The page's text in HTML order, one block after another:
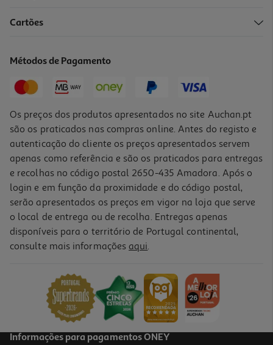
+0,10 € Depósito
Super Smoothie Innocent Antioxidante 300ml (sdr)
+0,10 € Depósito
Cartões
Métodos de Pagamento
Os preços dos produtos apresentados no site Auchan.pt
são os praticados nas compras online. Antes do registo e
autenticação do cliente os preços apresentados servem
apenas como referência e são os praticados para entregas
e recolhas no código postal 2650-435 Amadora. Após o
login e em função da proximidade e do código postal,
serão apresentados os preços em vigor na loja que serve
o local de entrega ou de recolha. Entregas apenas
disponíveis para o território de Portugal continental,
consulte mais informações aqui.
Informações para pagamentos ONEY